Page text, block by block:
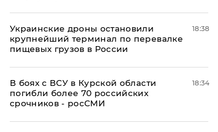
Украинские дроны остановили
крупнейший терминал по перевалке
пищевых грузов в России
18:38
В боях с ВСУ в Курской области
погибли более 70 российских
срочников - росСМИ
18:34